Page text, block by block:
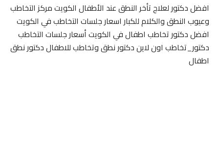
افضل دكتور لعلاج تأخر النطق عند الأطفال الكويت مركز التخاطب
وعيوب النطق والكلام للكبار اسعار جلسات التخاطب في الكويت
افضل دكتور تخاطب اطفال في الكويت أسعار جلسات التخاطب
دكتور_تخاطب اون لاين دكتور نطق وتخاطب للاطفال دكتور نطق
اطفال